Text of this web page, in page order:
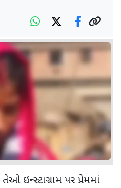
તેઓ ઇન્સ્ટાગ્રામ પર પ્રેમમાં